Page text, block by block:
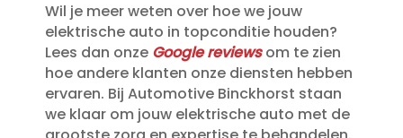
Wil je meer weten over hoe we jouw
elektrische auto in topconditie houden?
Lees dan onze Google reviewsom te zien
hoe andere klanten onze diensten hebben
ervaren.​ Bij Automotive Binckhorst staan
we klaar om jouw elektrische auto met de